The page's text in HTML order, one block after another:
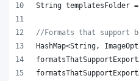
String templatesFolder =
//Formats that support
HashMap<String ,